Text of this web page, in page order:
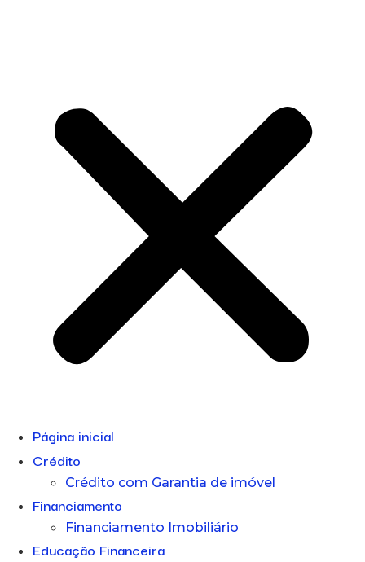
Página inicial
Crédito
Crédito com Garantia de imóvel
Financiamento
Financiamento Imobiliário
Educação Financeira